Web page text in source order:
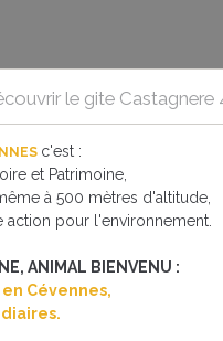
le gite Castagnere
c'est :
et Patrimoine,
à 500 mètres d'altitude,
action pour l'environnement.
ANIMAL BIENVENU :
Cévennes,